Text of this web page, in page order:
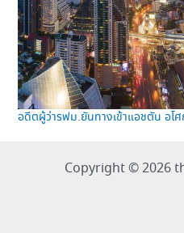
อดีตผู้ว่ารฟม.ยันทางเข้าแอชตัน อโ
Copyright © 2026